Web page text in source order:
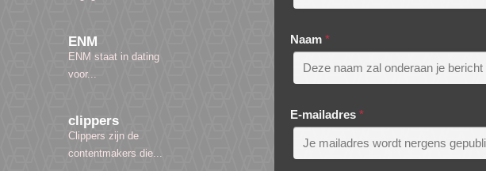
ENM
ENM staat in dating
voor...
clippers
Clippers zijn de
contentmakers die...
Naam *
E-mailadres *